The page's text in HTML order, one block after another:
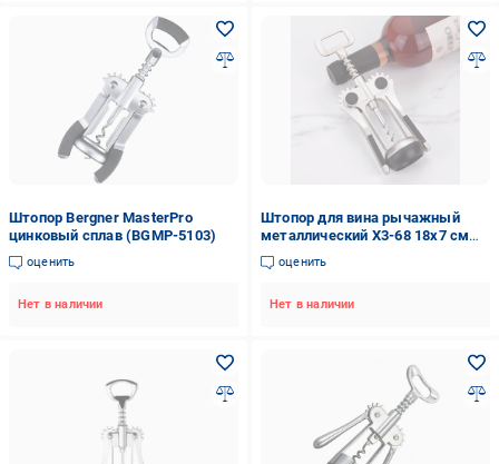
Штопор Bergner MasterPro
цинковый сплав (BGMP-5103)
оценить
Нет в наличии
Штопор для вина рычажный
металлический X3-68 18х7 см
(37-86180)
оценить
Нет в наличии